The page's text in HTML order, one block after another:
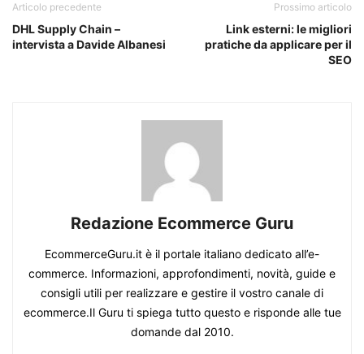
Articolo precedente
DHL Supply Chain –
intervista a Davide Albanesi
Prossimo articolo
Link esterni: le migliori
pratiche da applicare per il
SEO
Redazione Ecommerce Guru
EcommerceGuru.it è il portale italiano dedicato all’e-
commerce. Informazioni, approfondimenti, novità, guide e
consigli utili per realizzare e gestire il vostro canale di
ecommerce.Il Guru ti spiega tutto questo e risponde alle tue
domande dal 2010.